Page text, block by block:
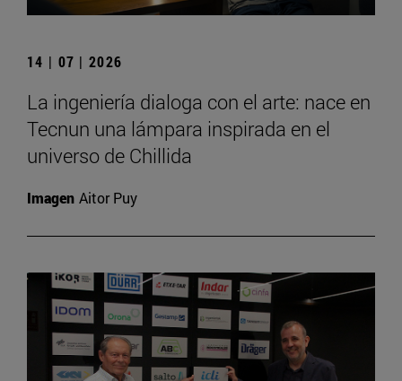
14 | 07 | 2026
La ingeniería dialoga con el arte: nace en
Tecnun una lámpara inspirada en el
universo de Chillida
Imagen Aitor Puy